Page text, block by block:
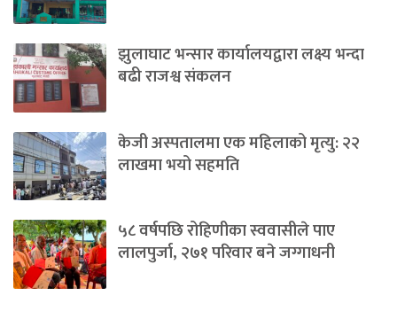
झुलाघाट भन्सार कार्यालयद्वारा लक्ष्य भन्दा
बढी राजश्व संकलन
केजी अस्पतालमा एक महिलाको मृत्यु: २२
लाखमा भयो सहमति
५८ वर्षपछि रोहिणीका स्ववासीले पाए
लालपुर्जा, २७१ परिवार बने जग्गाधनी